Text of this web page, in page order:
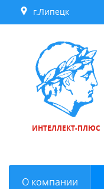
г.Липецк
ИНТЕЛЛЕКТ-ПЛЮС
О компании